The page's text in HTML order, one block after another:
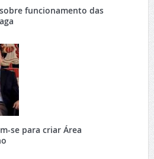
funcionamento das
se para criar Área